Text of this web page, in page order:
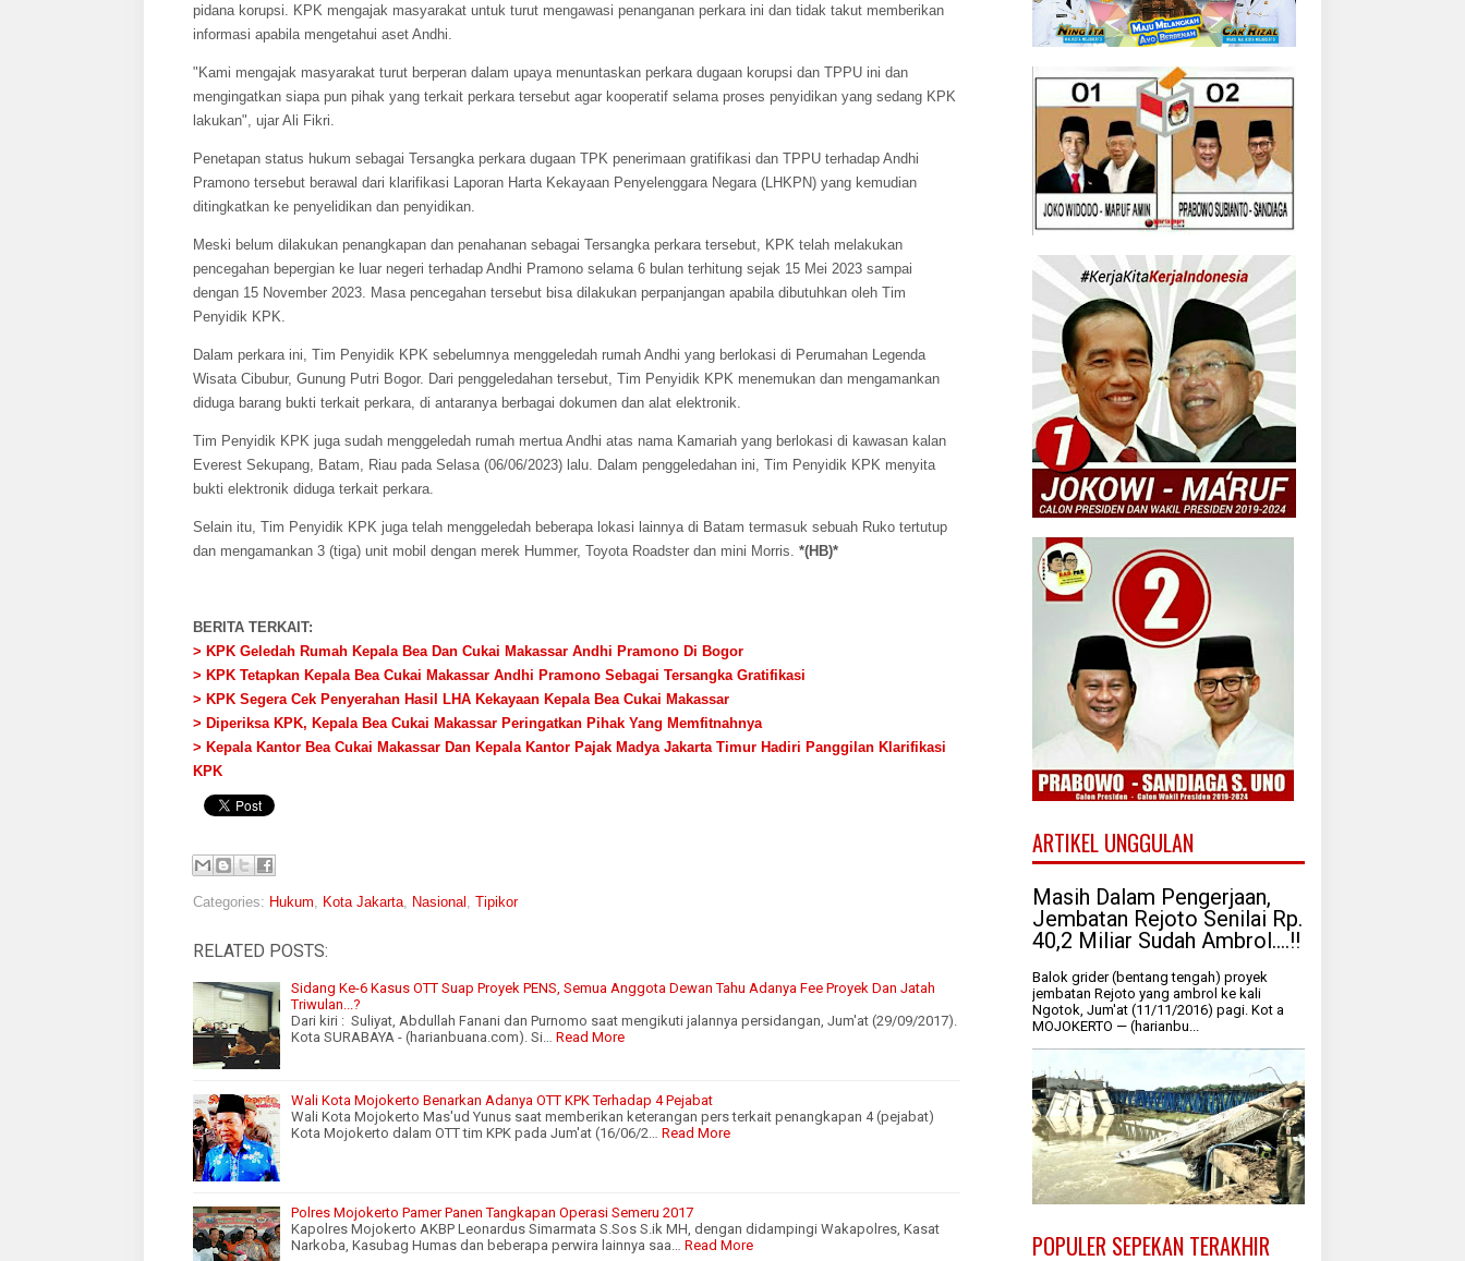
pidana korupsi. KPK mengajak masyarakat untuk turut mengawasi penanganan perkara ini dan tidak takut memberikan
informasi apabila mengetahui aset Andhi.
"Kami mengajak masyarakat turut berperan dalam upaya menuntaskan perkara dugaan korupsi dan TPPU ini dan
mengingatkan siapa pun pihak yang terkait perkara tersebut agar kooperatif selama proses penyidikan yang sedang KPK
lakukan", ujar Ali Fikri.
Penetapan status hukum sebagai Tersangka perkara dugaan TPK penerimaan gratifikasi dan TPPU terhadap Andhi
Pramono tersebut berawal dari klarifikasi Laporan Harta Kekayaan Penyelenggara Negara (LHKPN) yang kemudian
ditingkatkan ke penyelidikan dan penyidikan.
Meski belum dilakukan penangkapan dan penahanan sebagai Tersangka perkara tersebut, KPK telah melakukan
pencegahan bepergian ke luar negeri terhadap Andhi Pramono selama 6 bulan terhitung sejak 15 Mei 2023 sampai
dengan 15 November 2023. Masa pencegahan tersebut bisa dilakukan perpanjangan apabila dibutuhkan oleh Tim
Penyidik KPK.
Dalam perkara ini, Tim Penyidik KPK sebelumnya menggeledah rumah Andhi yang berlokasi di Perumahan Legenda
Wisata Cibubur, Gunung Putri Bogor. Dari penggeledahan tersebut, Tim Penyidik KPK menemukan dan mengamankan
diduga barang bukti terkait perkara, di antaranya berbagai dokumen dan alat elektronik.
Tim Penyidik KPK juga sudah menggeledah rumah mertua Andhi atas nama Kamariah yang berlokasi di kawasan kalan
Everest Sekupang, Batam, Riau pada Selasa (06/06/2023) lalu. Dalam penggeledahan ini, Tim Penyidik KPK menyita
bukti elektronik diduga terkait perkara.
Selain itu, Tim Penyidik KPK juga telah menggeledah beberapa lokasi lainnya di Batam termasuk sebuah Ruko tertutup
dan mengamankan 3 (tiga) unit mobil dengan merek Hummer, Toyota Roadster dan mini Morris. *(HB)*
BERITA TERKAIT:
> KPK Geledah Rumah Kepala Bea Dan Cukai Makassar Andhi Pramono Di Bogor
> KPK Tetapkan Kepala Bea Cukai Makassar Andhi Pramono Sebagai Tersangka Gratifikasi
> KPK Segera Cek Penyerahan Hasil LHA Kekayaan Kepala Bea Cukai Makassar
> Diperiksa KPK, Kepala Bea Cukai Makassar Peringatkan Pihak Yang Memfitnahnya
> Kepala Kantor Bea Cukai Makassar Dan Kepala Kantor Pajak Madya Jakarta Timur Hadiri Panggilan Klarifikasi
KPK
Categories: Hukum, Kota Jakarta, Nasional , Tipikor
RELATED POSTS:
Sidang Ke-6 Kasus OTT Suap Proyek PENS, Semua Anggota Dewan Tahu Adanya Fee Proyek Dan Jatah
Triwulan...?
Dari kiri : Suliyat, Abdullah Fanani dan Purnomo saat mengikuti jalannya persidangan, Jum'at (29/09/2017).
Kota SURABAYA - (harianbuana.com). Si… Read More
Wali Kota Mojokerto Benarkan Adanya OTT KPK Terhadap 4 Pejabat
Wali Kota Mojokerto Mas'ud Yunus saat memberikan keterangan pers terkait penangkapan 4 (pejabat)
Kota Mojokerto dalam OTT tim KPK pada Jum'at (16/06/2… Read More
Polres Mojokerto Pamer Panen Tangkapan Operasi Semeru 2017
Kapolres Mojokerto AKBP Leonardus Simarmata S.Sos S.ik MH, dengan didampingi Wakapolres, Kasat
Narkoba, Kasubag Humas dan beberapa perwira lainnya saa… Read More
ARTIKEL UNGGULAN
Masih Dalam Pengerjaan,
Jembatan Rejoto Senilai Rp.
40,2 Miliar Sudah Ambrol....!!
Balok grider (bentang tengah) proyek
jembatan Rejoto yang ambrol ke kali
Ngotok, Jum'at (11/11/2016) pagi. Kot a
MOJOKERTO — (harianbu...
POPULER SEPEKAN TERAKHIR